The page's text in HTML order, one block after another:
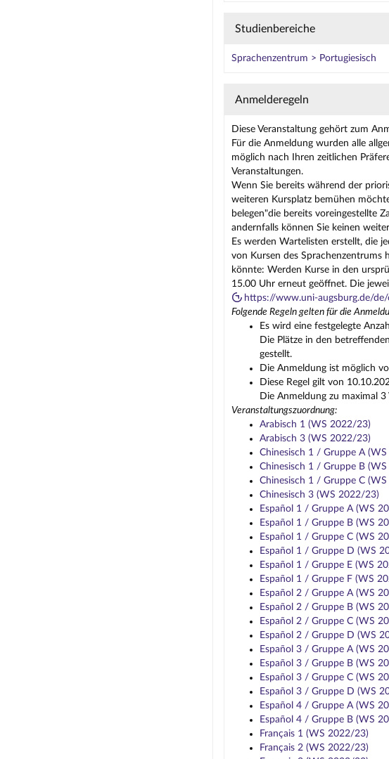
Studienbereiche
Sprachenzentrum > Portugiesisch
Anmelderegeln
Diese Veranstaltung gehört zum
Für die Anmeldung wurden alle
möglich nach Ihren zeitlichen
Veranstaltungen.
Wenn Sie bereits während der
weiteren Kursplatz bemühen
belegen"die bereits voreingestellte
andernfalls können Sie keinen
Es werden Wartelisten erstellt, die
von Kursen des Sprachenzentrums
könnte: Werden Kurse in den
15.00 Uhr erneut geöffnet. Die
https://www.uni-augsburg.de/
Folgende Regeln gelten für die
Es wird eine festgelegte
Die Plätze in den
gestellt.
Die Anmeldung ist möglich
Diese Regel gilt von
Die Anmeldung zu maximal
Veranstaltungszuordnung:
Arabisch 1 (WS 2022/23)
Arabisch 3 (WS 2022/23)
Chinesisch 1 / Gruppe A
Chinesisch 1 / Gruppe B
Chinesisch 1 / Gruppe C
Chinesisch 3 (WS 2022/23)
Español 1 / Gruppe A (WS
Español 1 / Gruppe B (WS
Español 1 / Gruppe C (WS
Español 1 / Gruppe D (WS
Español 1 / Gruppe E (WS
Español 1 / Gruppe F (WS
Español 2 / Gruppe A (WS
Español 2 / Gruppe B (WS
Español 2 / Gruppe C (WS
Español 2 / Gruppe D (WS
Español 3 / Gruppe A (WS
Español 3 / Gruppe B (WS
Español 3 / Gruppe C (WS
Español 3 / Gruppe D (WS
Español 4 / Gruppe A (WS
Español 4 / Gruppe B (WS
Français 1 (WS 2022/23)
Français 2 (WS 2022/23)